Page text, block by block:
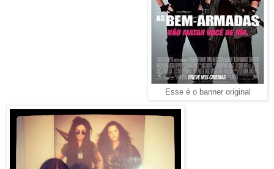
Esse é o banner original